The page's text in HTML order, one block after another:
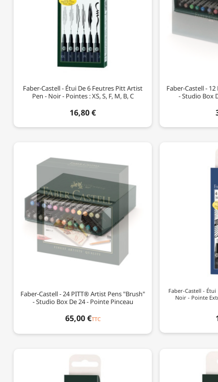
Faber-Castell - Étui De 6 Feutres Pitt Artist
Pen - Noir - Pointes : XS, S, F, M, B, C
16,80 €
Faber-Castell -
- Studio Box
Faber-Castell - 24 PITT® Artist Pens "Brush"
- Studio Box De 24 - Pointe Pinceau
65,00 €TTC
Faber-Castell -
Noir - Pointe